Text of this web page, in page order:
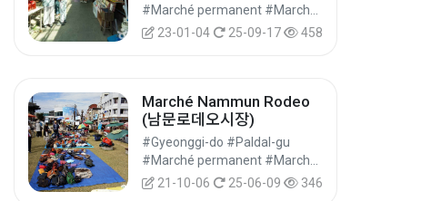
23-01-04
25-09-17 458
Marché Nammun Rodeo
(남문로데오시장)
#Gyeonggi-do #Paldal-gu
21-10-06
25-06-09 346